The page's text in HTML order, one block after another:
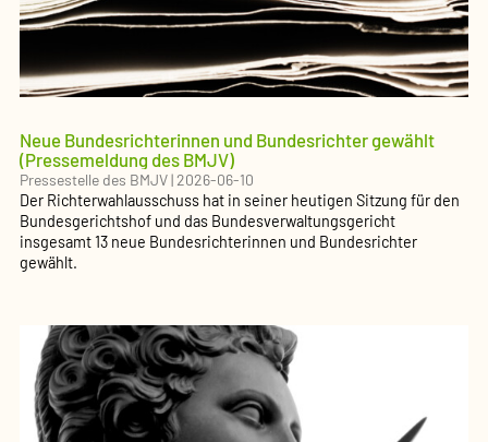
Neue Bundesrichterinnen und Bundesrichter gewählt
(Pressemeldung des BMJV)
Pressestelle des BMJV|2026-06-10
Der Richterwahlausschuss hat in seiner heutigen Sitzung für den
Bundesgerichtshof und das Bundesverwaltungsgericht
insgesamt 13 neue Bundesrichterinnen und Bundesrichter
gewählt.